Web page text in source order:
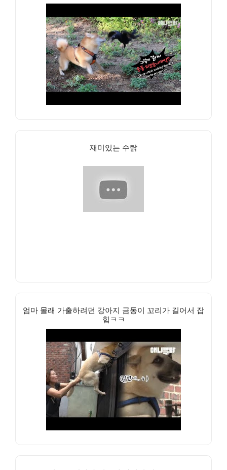
재미있는 수탉
엄마 몰래 가출하려던 강아지 금동이 꼬리가 길어서 잡
힘ㅋㅋ